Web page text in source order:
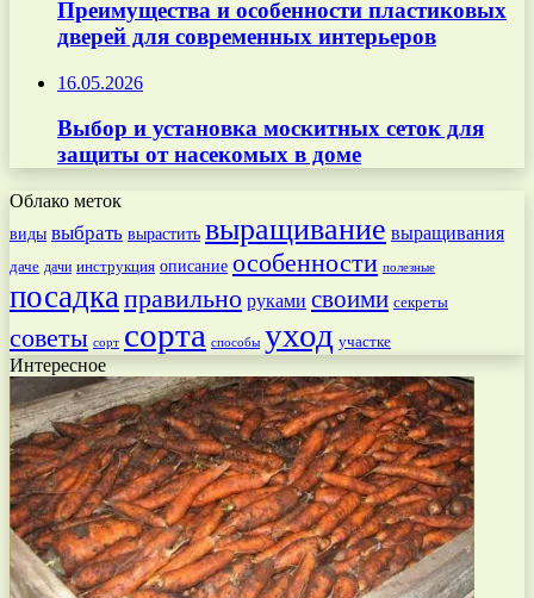
Преимущества и особенности пластиковых
дверей для современных интерьеров
16.05.2026
Выбор и установка москитных сеток для
защиты от насекомых в доме
Облако меток
виды выбрать вырастить выращивание выращивания
даче дачи инструкция описание особенности полезные
посадкаправильно руками своими секреты
советы сорт сорта способы уход участке
Интересное